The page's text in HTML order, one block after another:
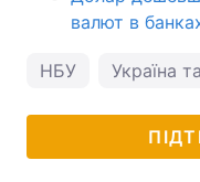
валют в
НБУ Україна